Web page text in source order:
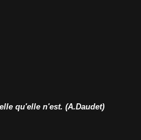
qu'elle n'est. (A.Daudet)